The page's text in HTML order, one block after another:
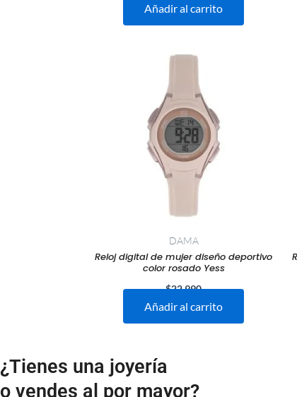
Añadir al carrito
DAMA
Reloj digital de mujer diseño deportivo
color rosado Yess
$22.990
Añadir al carrito
¿Tienes una joyería
o vendes al por mayor?